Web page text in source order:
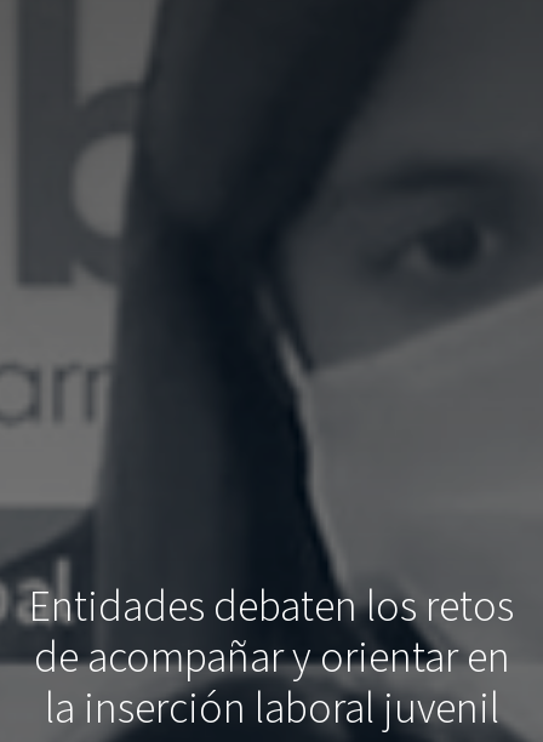
Entidades debaten los retos
de acompañar y orientar en
la inserción laboral juvenil